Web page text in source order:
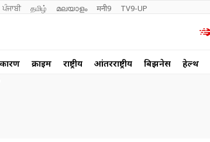
ਪੰਜਾਬੀ தமிழ் മലയാളം मनी9 TV9-UP
क्राईम राष्ट्रीय आंतरराष्ट्रीय बिझनेस हेल्थ